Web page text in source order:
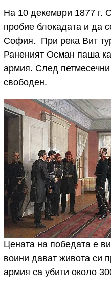
На 10 декември 1877 г.
пробие блокадата и да
София. При река Вит
Раненият Осман паша
армия. След
свободен.
Цената на победата е
воини дават живота си
армия са убити около